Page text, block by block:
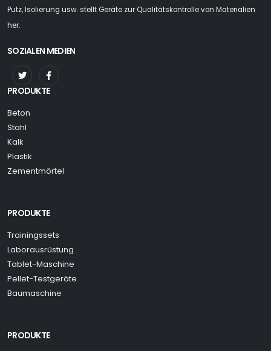
Putz, Isolierung usw. stellt Geräte zur Qualitätskontrolle von Materialien
her.
SOZIALEN MEDIEN
PRODUKTE
Beton
Stahl
Kalk
Plastik
Zementmörtel
PRODUKTE
Trainingssets
Laborausrüstung
Tablet-Maschine
Pellet-Testgeräte
Baumaschine
PRODUKTE